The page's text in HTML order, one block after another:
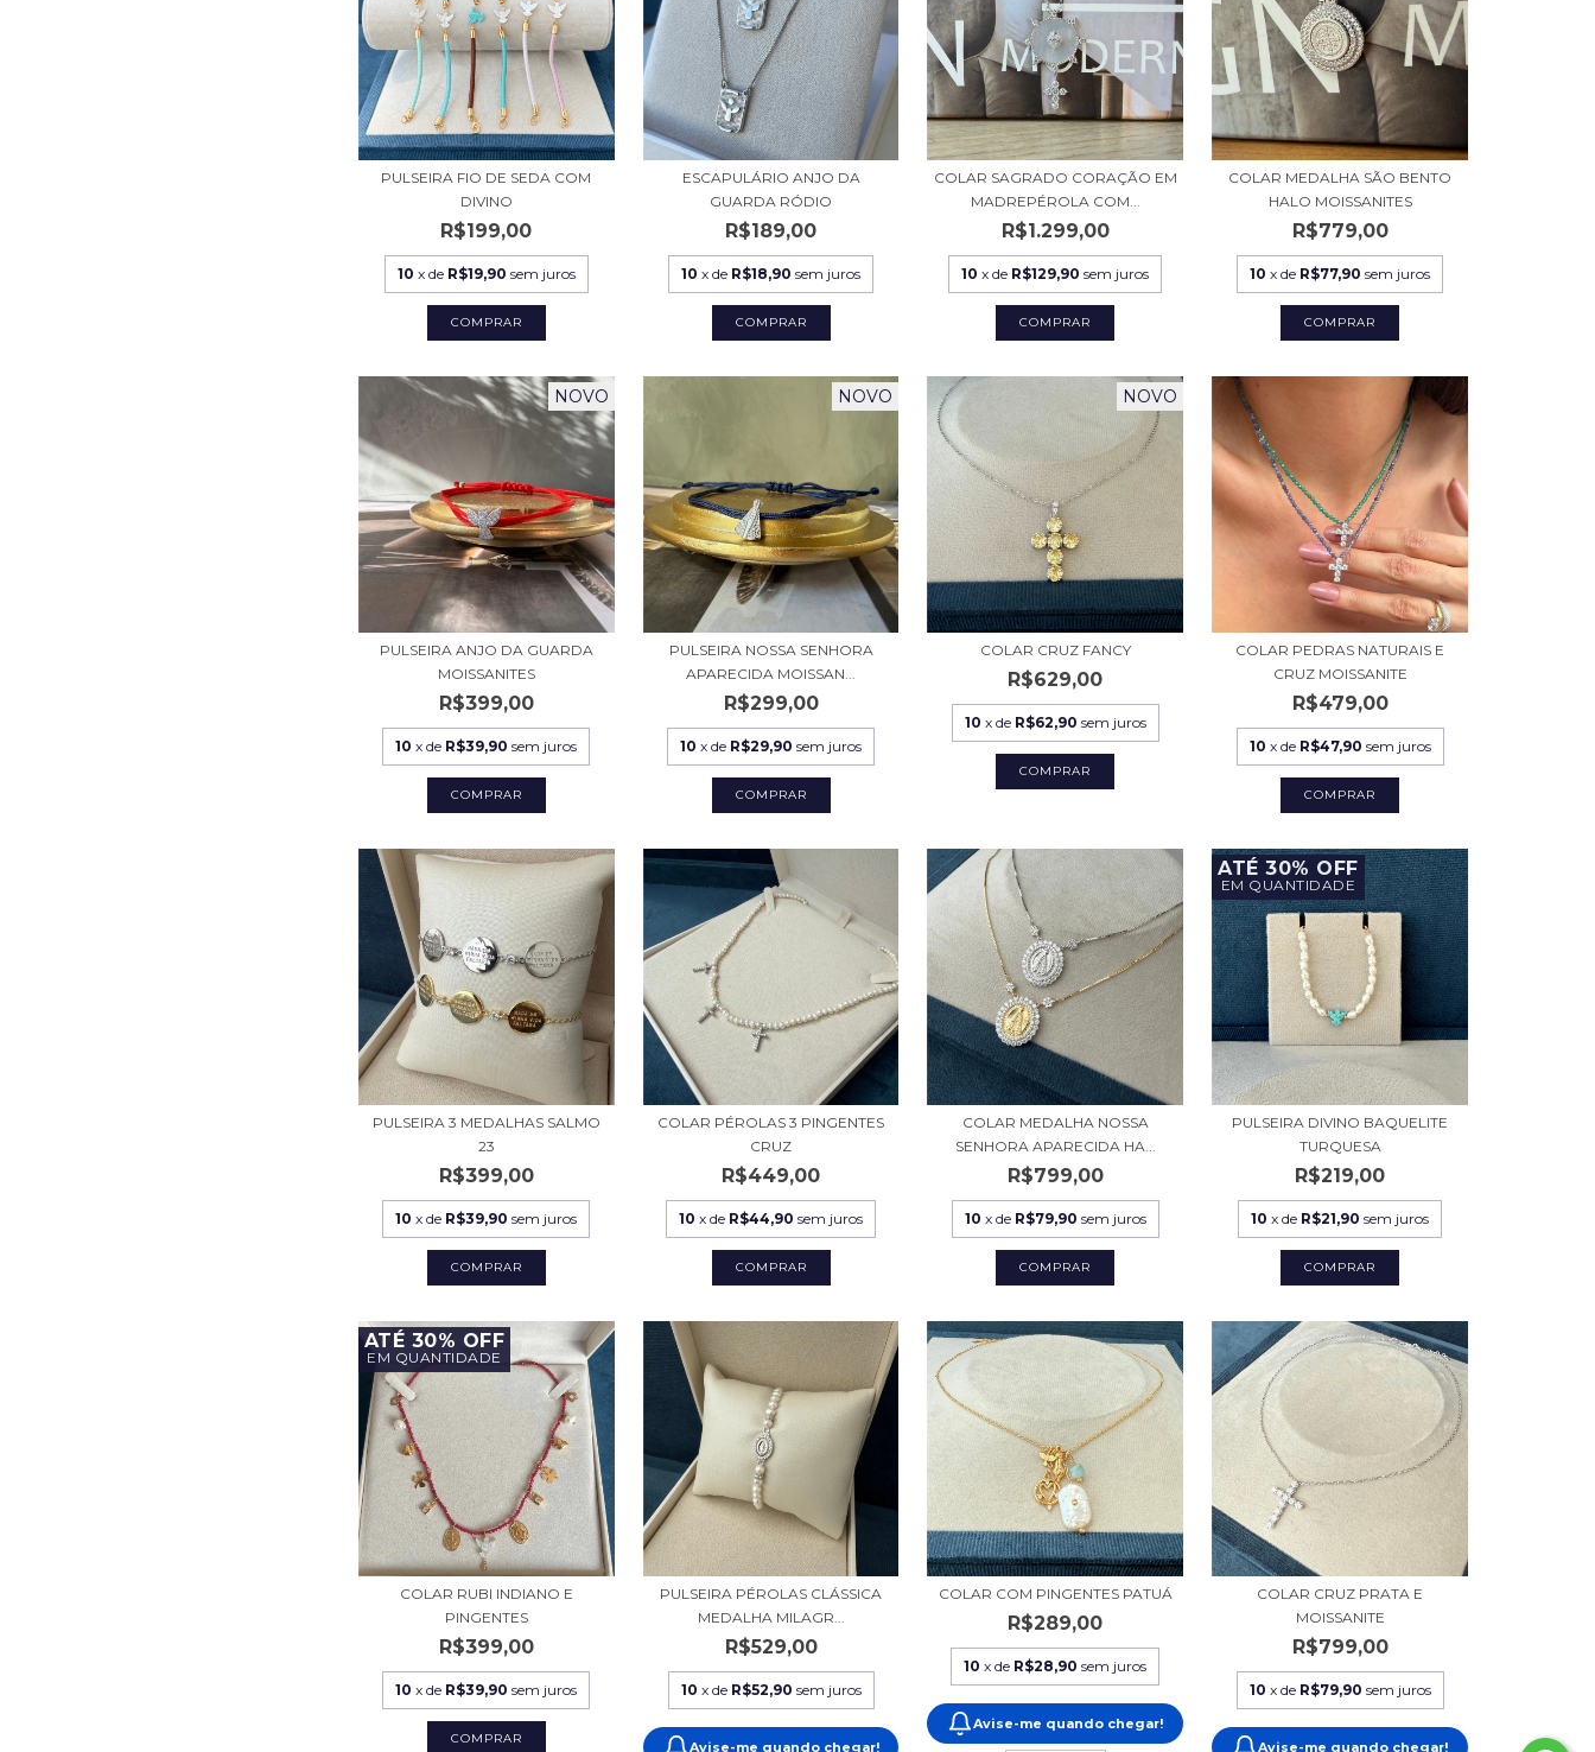
PULSEIRA FIO DE SEDA COM
DIVINO
R$199,00
10 x de R$19,90 sem juros
COMPRAR
ESCAPULÁRIO ANJO DA
GUARDA RÓDIO
R$189,00
10 x de R$18,90 sem juros
COLAR SAGRADO CORAÇÃO EM
MADREPÉROLA COM...
R$1.299,00
10 x de R$129,90 sem juros
COLAR MEDALHA SÃO BENTO
HALO MOISSANITES
R$779,00
10 x de R$77,90 sem juros
NOVO
PULSEIRA ANJO DA GUARDA
MOISSANITES
R$399,00
10 x de R$39,90 sem juros
NOVO
PULSEIRA NOSSA SENHORA
APARECIDA MOISSAN...
R$299,00
10 x de R$29,90 sem juros
NOVO
COLAR CRUZ FANCY
R$629,00
10 x de R$62,90 sem juros
COLAR PEDRAS NATURAIS E
CRUZ MOISSANITE
R$479,00
10 x de R$47,90 sem juros
COMPRAR
PULSEIRA 3 MEDALHAS SALMO
23
R$399,00
10 x de R$39,90 sem juros
COMPRAR
COLAR PÉROLAS 3 PINGENTES
CRUZ
R$449,00
10 x de R$44,90 sem juros
COLAR MEDALHA NOSSA
SENHORA APARECIDA HA...
R$799,00
10 x de R$79,90 sem juros
COMPRAR
ATÉ 30% OFF
EM QUANTIDADE
PULSEIRA DIVINO BAQUELITE
TURQUESA
R$219,00
10 x de R$21,90 sem juros
ATÉ 30% OFF
EM QUANTIDADE
COLAR RUBI INDIANO E
PINGENTES
R$399,00
10 x de R$39,90 sem juros
PULSEIRA PÉROLAS CLÁSSICA
MEDALHA MILAGR...
R$529,00
10 x de R$52,90 sem juros
Avise-me quando chegar!
COLAR COM PINGENTES PATUÁ
R$289,00
10 x de R$28,90 sem juros
Avise-me quando chegar!
COLAR CRUZ PRATA E
MOISSANITE
R$799,00
10 x de R$79,90 sem juros
Avise-me quando chegar!